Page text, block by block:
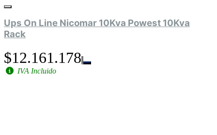
Ups On Line Nicomar 10Kva Powest 10Kva
Rack
$12.161.178
IVA Incluido